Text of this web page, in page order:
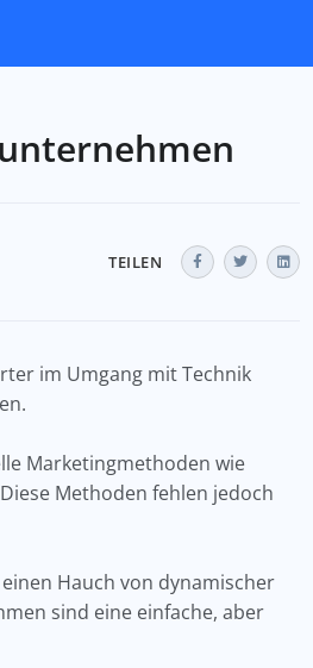
TEILEN
im Umgang mit Technik
Marketingmethoden wie
Methoden fehlen jedoch
Hauch von dynamischer
sind eine einfache, aber